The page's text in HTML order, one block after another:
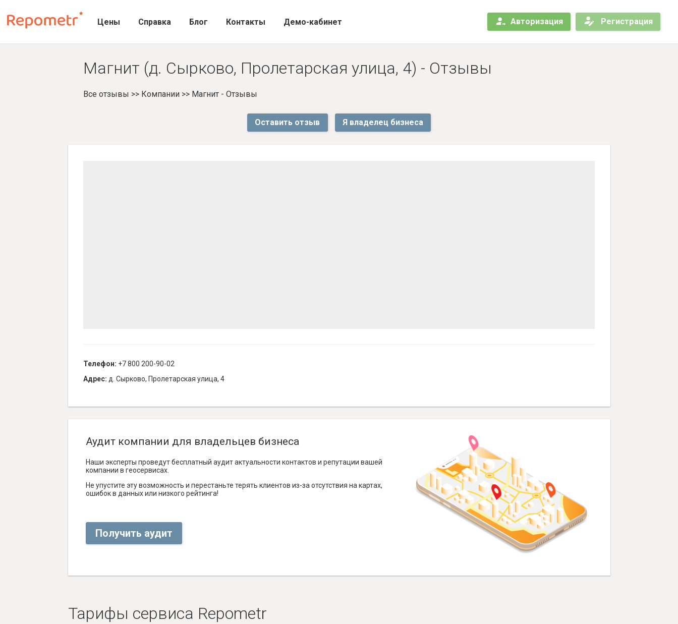
Цены Справка Блог Контакты Демо-кабинет Авторизация Регистрация
Магнит (д. Сырково, Пролетарская улица, 4) - Отзывы
Все отзывы >> Компании>> Магнит - Отзывы
Оставить отзыв Я владелец бизнеса
Телефон: +7 800 200-90-02
Адрес: д. Сырково, Пролетарская улица, 4
Аудит компании для владельцев бизнеса
Наши эксперты проведут бесплатный аудит актуальности контактов и репутации вашей
компании в геосервисах.
Не упустите эту возможность и перестаньте терять клиентов из-за отсутствия на картах,
ошибок в данных или низкого рейтинга!
Получить аудит
Тарифы сервиса Repometr